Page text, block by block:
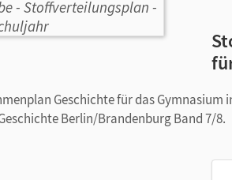
Geschichte für das
Berlin/Brandenburg Band 7/8.